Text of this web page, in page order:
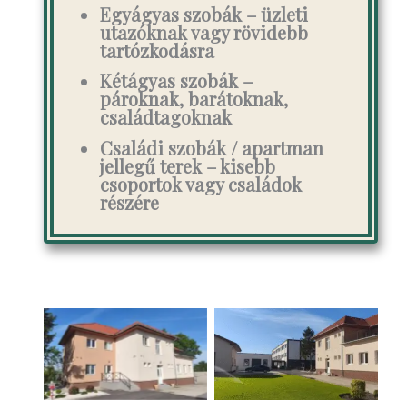
Egyágyas szobák– üzleti
utazóknak vagy rövidebb
tartózkodásra
Kétágyas szobák–
pároknak, barátoknak,
családtagoknak
Családi szobák / apartman
jellegű terek– kisebb
csoportok vagy családok
részére